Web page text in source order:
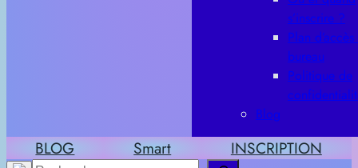
s’inscrire ?
Plan
bureau
Politique de
Blog
BLOG Smart INSCRIPTION
Rechercher